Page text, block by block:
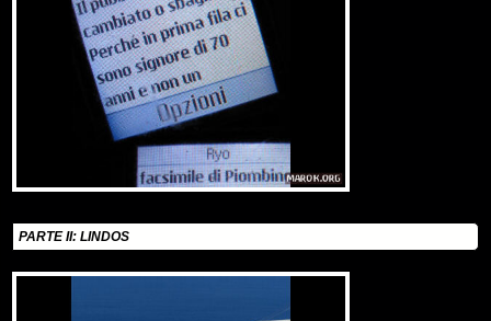
PARTE II: LINDOS